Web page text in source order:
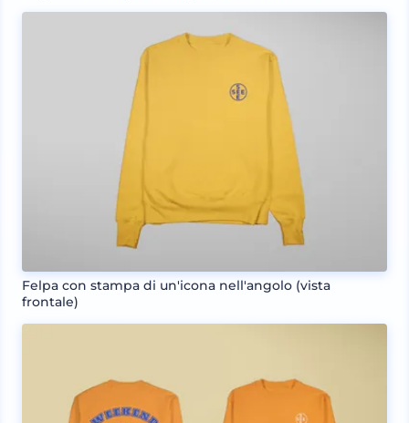
Felpa con stampa di un'icona nell'angolo (vista
frontale)